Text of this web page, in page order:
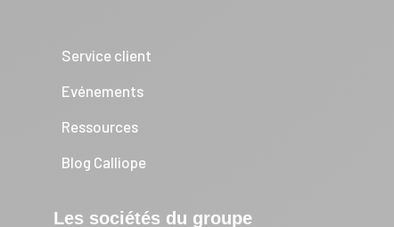
Service client
Evénements
Ressources
Blog Calliope
Les sociétés du groupe